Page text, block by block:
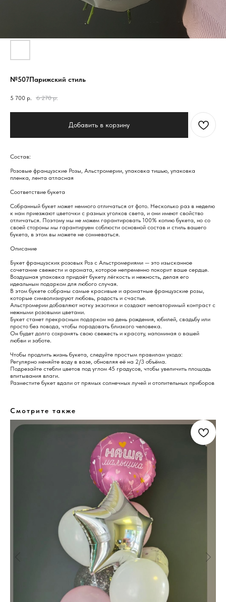
№507Парижский стиль
5 700 р. 6 270 р.
Добавить в корзину
Состав:
Розовые французские Розы, Альстромерии, упаковка тишью, упаковка
пленка, лента атласная
Соответствие букета
Собранный букет может немного отличаться от фото. Несколько раз в неделю
к нам приезжают цветочки с разных уголков света, и они имеют свойство
отличаться. Поэтому мы не можем гарантировать 100% копию букета, но со
своей стороны мы гарантируем соблюсти основной состав и стиль вашего
букета, в этом вы можете не сомневаться.
Описание
Букет французских розовых Роз с Альстромериями — это изысканное
сочетание свежести и аромата, которое непременно покорит ваше сердце.
Воздушная упаковка придаёт букету лёгкость и нежность, делая его
идеальным подарком для любого случая.
В этом букете собраны самые красивые и ароматные французские розы,
которые символизируют любовь, радость и счастье.
Альстромерии добавляют нотку экзотики и создают неповторимый контраст с
нежными розовыми цветами.
Букет станет прекрасным подарком на день рождения, юбилей, свадьбу или
просто без повода, чтобы порадовать близкого человека.
Он будет долго сохранять свою свежесть и красоту, напоминая о вашей
любви и заботе.
Чтобы продлить жизнь букета, следуйте простым правилам ухода:
Регулярно меняйте воду в вазе, обновляя её на 2/3 объёма.
Подрезайте стебли цветов под углом 45 градусов, чтобы увеличить площадь
впитывания влаги.
Разместите букет вдали от прямых солнечных лучей и отопительных приборов
Смотрите также